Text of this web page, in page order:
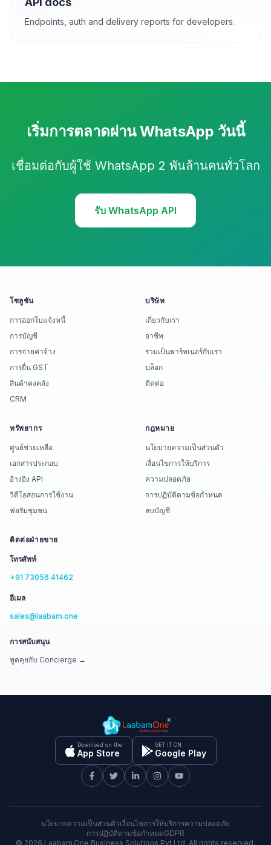
Endpoints, auth and delivery reports for developers.
เริ่มการตลาดผ่าน WhatsApp วันนี้
เชื่อมต่อกับผู้ใช้ WhatsApp 2 พันล้านคนทั่วโลก
รับ WhatsApp API
โซลูชัน
การออกใบแจ้งหนี้
การบัญชี
การจ่ายค่าจ้าง
การยื่น GST
สินค้าคงคลัง
CRM
บริษัท
เกี่ยวกับเรา
อาชีพ
ร่วมเป็นพาร์ทเนอร์กับเรา
บล็อก
ติดต่อ
ทรัพยากร
ศูนย์ช่วยเหลือ
เอกสารประกอบ
อ้างอิง API
วิดีโอสอนการใช้งาน
ฟอรัมชุมชน
กฎหมาย
นโยบายความเป็นส่วนตัว
เงื่อนไขการให้บริการ
ความปลอดภัย
การปฏิบัติตามข้อกำหนด
ลบบัญชี
ติดต่อฝ่ายขาย
โทรศัพท์
+91 73056 41462
อีเมล
sales@laabam.one
การสนับสนุน
พูดคุยกับ Concierge →
Download on the
App Store
GET IT ON
Google Play
© 2026 Laabam.One Business Solutions Pvt Ltd. All rights reserved.
นโยบายความเป็นส่วนตัวเงื่อนไขการให้บริการความปลอดภัย
การปฏิบัติตามข้อกำหนดGDPR